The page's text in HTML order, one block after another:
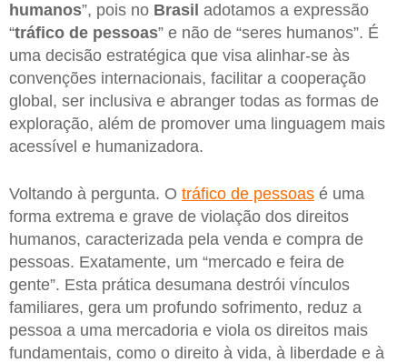
humanos”, pois no Brasil adotamos a expressão
“tráfico de pessoas” e não de “seres humanos”. É
uma decisão estratégica que visa alinhar-se às
convenções internacionais, facilitar a cooperação
global, ser inclusiva e abranger todas as formas de
exploração, além de promover uma linguagem mais
acessível e humanizadora.
Voltando à pergunta. O tráfico de pessoas é uma
forma extrema e grave de violação dos direitos
humanos, caracterizada pela venda e compra de
pessoas. Exatamente, um “mercado e feira de
gente”. Esta prática desumana destrói vínculos
familiares, gera um profundo sofrimento, reduz a
pessoa a uma mercadoria e viola os direitos mais
fundamentais, como o direito à vida, à liberdade e à